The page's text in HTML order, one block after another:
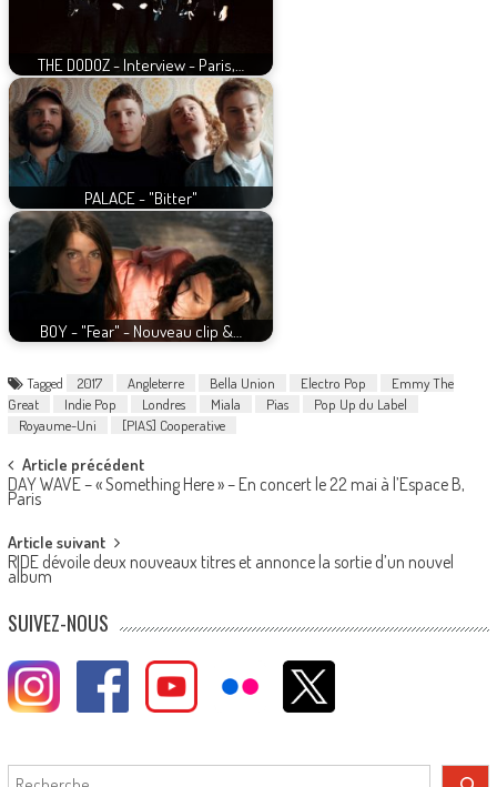
THE DODOZ - Interview - Paris,…
PALACE - "Bitter"
BOY - "Fear" - Nouveau clip &…
Tagged 2017 Angleterre Bella Union Electro Pop
Emmy The
Great
Indie Pop Londres Miala Pias
Pop Up du Label
Royaume-Uni
[PIAS] Cooperative
Post
navigation
Article précédent
DAY WAVE – « Something Here » – En concert le 22 mai à l’Espace B,
Paris
Article suivant
RIDE dévoile deux nouveaux titres et annonce la sortie d’un nouvel
album
SUIVEZ-NOUS
Rechercher